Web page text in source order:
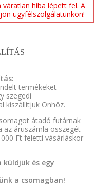
hiba lépett fel. A
ügyfélszolgálatunkon!
termékeket
szegedi
kiszállítjuk Önhöz.
átadó futárnak
az áruszámla összegét
Ft feletti vásárláskor
és egy
a csomagban!